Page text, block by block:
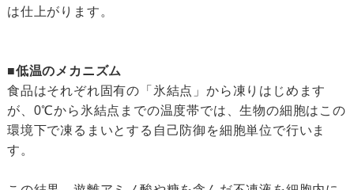
は仕上がります。
■低温のメカニズム
食品はそれぞれ固有の「氷結点」から凍りはじめます
が、0℃から氷結点までの温度帯では、生物の細胞はこの
環境下で凍るまいとする自己防御を細胞単位で行いま
す。